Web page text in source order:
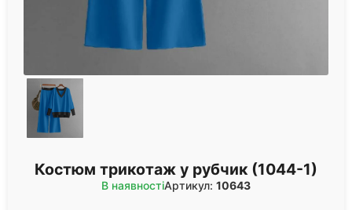
Костюм трикотаж у рубчик (1044-1)
В наявностіАртикул: 10643